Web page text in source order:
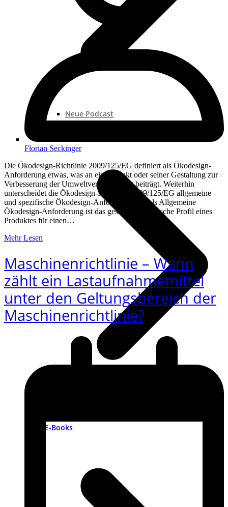
Neue Podcast
Podcast „Shorts“
E-Books
Florian Seckinger
Die Ökodesign-Richtlinie 2009/125/EG definiert als Ökodesign-
Anforderung etwas, was an ein Produkt oder seiner Gestaltung zur
Verbesserung der Umweltverträglichkeit beiträgt. Weiterhin
unterscheidet die Ökodesign-Richtlinie 2009/125/EG allgemeine
und spezifische Ökodesign-Anforderungen. Als Allgemeine
Ökodesign-Anforderung ist das gesamte ökologische Profil eines
Produktes für einen…
Mehr Lesen
Maschinenrichtlinie – Wann
zählt ein Lastaufnahmemittel
unter den Geltungsbereich der
Maschinenrichtlinie?